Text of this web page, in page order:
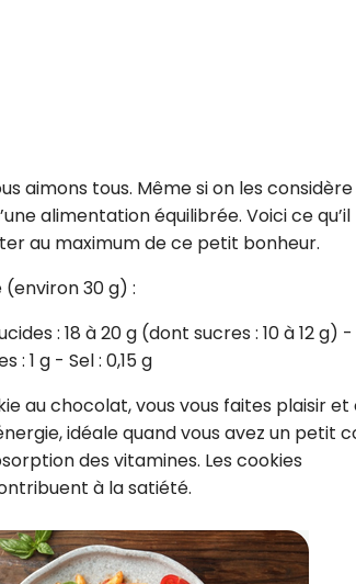
aimons tous. Même si on les considère
alimentation équilibrée. Voici ce
au maximum de ce petit bonheur.
30 g) :
: 18 à 20 g (dont sucres : 10 à 12 g) -
: 1 g - Sel : 0,15 g
au chocolat, vous vous faites plaisir et
idéale quand vous avez un petit
des vitamines. Les cookies
à la satiété.